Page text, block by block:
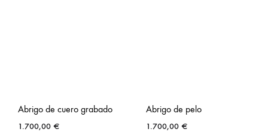
Abrigo de cuero grabado
1.700,00 €
Abrigo de pelo
1.700,00 €